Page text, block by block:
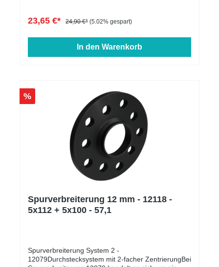
23,65 €* 24,90 €* (5.02% gespart)
In den Warenkorb
%
Spurverbreiterung 12 mm - 12118 -
5x112 + 5x100 - 57,1
Spurverbreiterung System 2 -
12079Durchstecksystem mit 2-facher ZentrierungBei